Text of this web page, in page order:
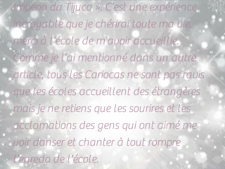
Imperio da Tijuca ». C’est une expérience
incroyable que je chérirai toute ma vie,
merci à l’école de m’avoir accueillie.
Comme je l’ai mentionné dans un autre
article, tous les Cariocas ne sont pas ravis
que les écoles accueillent des étrangères
mais je ne retiens que les sourires et les
acclamations des gens qui ont aimé me
voir danser et chanter à tout rompre
l’enredo de l'école.